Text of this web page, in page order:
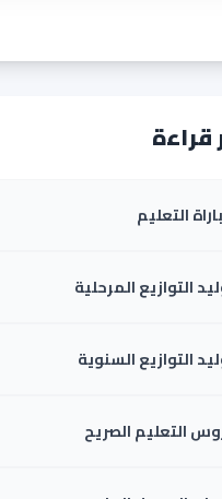
قراءة
التعليم
التوازيع المرحلية
التوازيع السنوية
التعليم الصريح